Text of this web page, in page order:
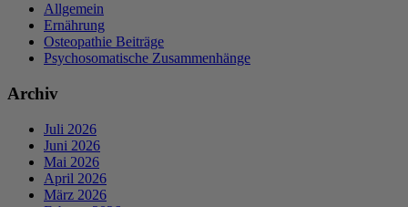
Allgemein
Ernährung
Osteopathie Beiträge
Psychosomatische Zusammenhänge
Archiv
Juli 2026
Juni 2026
Mai 2026
April 2026
März 2026